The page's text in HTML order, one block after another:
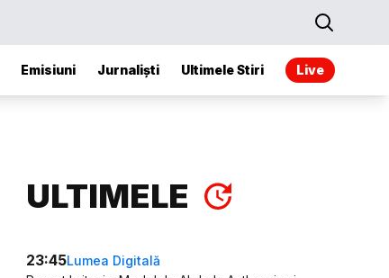
Emisiuni Jurnaliști Ultimele Stiri Live
ULTIMELE
23:45Lumea Digitală